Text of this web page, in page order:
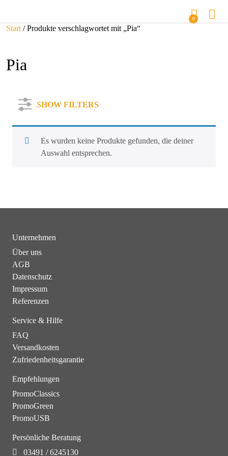
0
Start / Produkte verschlagwortet mit „Pia“
Pia
SHOW FILTERS
Es wurden keine Produkte gefunden, die deiner
Auswahl entsprechen.
Unternehmen
Über uns
AGB
Datenschutz
Impressum
Referenzen
Service & Hilfe
FAQ
Versandkosten
Zufriedenheitsgarantie
Empfehlungen
PromoClassics
PromoGreen
PromoUSB
Persönliche Beratung
03491 / 6245130